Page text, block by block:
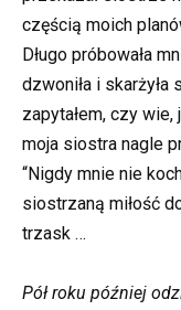
częścią moich
Długo próbowała
dzwoniła i
zapytałem, czy
moja siostra nagle
“Nigdy mnie nie
siostrzaną miłość
trzask …
Pół roku później